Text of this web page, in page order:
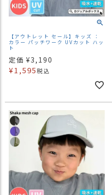
【アウトレット セール】キッズ ：
カラー パッチワーク UVカット ハッ
ト
定価 ¥3,190
¥1,595税込